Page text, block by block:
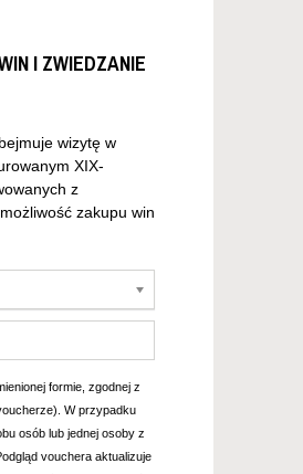
I ZWIEDZANIE
wizytę w
XIX-
z
zakupu win
formie, zgodnej z
W przypadku
osób lub jednej osoby z
vouchera aktualizuje